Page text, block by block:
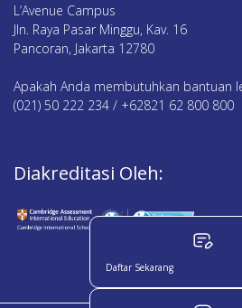
L’Avenue Campus
Jln. Raya Pasar Minggu, Kav. 16
Pancoran, Jakarta 12780
Apakah Anda membutuhkan bantuan
(021) 50 222 234 / +62821 62 800 800
Diakreditasi Oleh:
Daftar Sekarang